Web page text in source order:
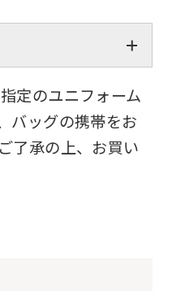
定のユニフォーム
バッグの携帯をお
了承の上、お買い